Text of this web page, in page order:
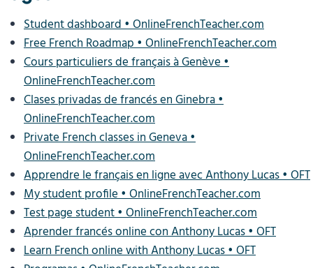
Student dashboard • OnlineFrenchTeacher.com
Free French Roadmap • OnlineFrenchTeacher.com
Cours particuliers de français à Genève •
OnlineFrenchTeacher.com
Clases privadas de francés en Ginebra •
OnlineFrenchTeacher.com
Private French classes in Geneva •
OnlineFrenchTeacher.com
Apprendre le français en ligne avec Anthony Lucas • OFT
My student profile • OnlineFrenchTeacher.com
Test page student • OnlineFrenchTeacher.com
Aprender francés online con Anthony Lucas • OFT
Learn French online with Anthony Lucas • OFT